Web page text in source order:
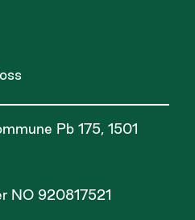
Pb 175, 1501
NO 920817521